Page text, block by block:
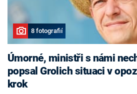
8 fotografií
Úmorné, ministři s námi
popsal Grolich situaci v
krok